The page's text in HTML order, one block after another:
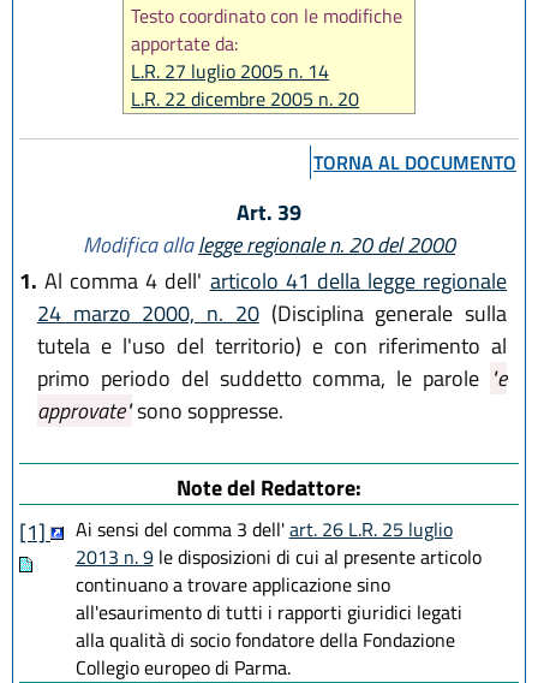
Testo coordinato con le modifiche
apportate da:
L.R. 27 luglio 2005 n. 14
L.R. 22 dicembre 2005 n. 20
L.R. 28 luglio 2006 n. 13
L.R. 29 dicembre 2006 n. 20
L.R. 23 dicembre 2010 n. 14
L.R. 25 luglio 2013 n. 9
L.R. 26 novembre 2020, n. 7
L.R. 27 dicembre 2022, n. 23
TORNA AL DOCUMENTO
Art. 39
Modifica allalegge regionale n. 20 del 2000
1. Al comma 4 dell' articolo 41 della legge regionale
24 marzo 2000, n. 20(Disciplina generale sulla
tutela e l'uso del territorio) e con riferimento al
primo periodo del suddetto comma, le parole "e
approvate"sono soppresse.
Note del Redattore:
[1]
Ai sensi del comma 3 dell'art. 26 L.R. 25 luglio
2013 n. 9le disposizioni di cui al presente articolo
continuano a trovare applicazione sino
all'esaurimento di tutti i rapporti giuridici legati
alla qualità di socio fondatore della Fondazione
Collegio europeo di Parma.